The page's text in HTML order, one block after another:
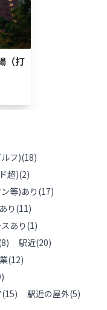
（打
フ)(18)
超)(2)
等)あり (17)
り(11)
あり (1)
8) 駅近(20)
(12)
)
(15) 駅近の屋外(5)